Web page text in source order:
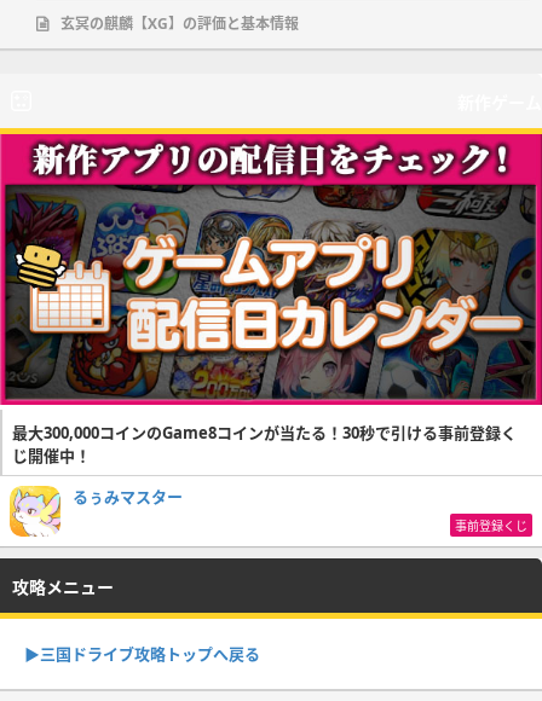
玄冥の麒麟【XG】の評価と基本情報
最大300,000コインのGame8コインが当たる！30秒で引ける事前登録く
じ開催中！
るぅみマスター
事前登録くじ
攻略メニュー
▶︎三国ドライブ攻略トップへ戻る